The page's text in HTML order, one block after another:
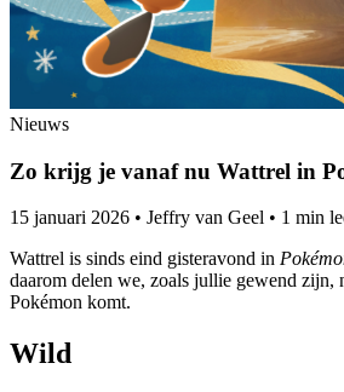
Nieuws
Zo krijg je vanaf nu Wattrel in
15 januari 2026 • Jeffry van Geel • 1 min
Wattrel is sinds eind gisteravond in
daarom delen we, zoals jullie gewend zijn,
Pokémon komt.
Wild